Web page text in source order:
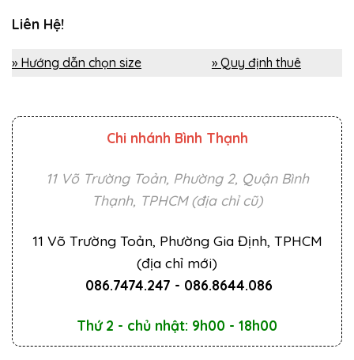
Liên Hệ!
» Hướng dẫn chọn size » Quy định thuê
Chi nhánh Bình Thạnh
11 Võ Trường Toản, Phường 2, Quận Bình
Thạnh, TPHCM (địa chỉ cũ)
11 Võ Trường Toản, Phường Gia Định, TPHCM
(địa chỉ mới)
086.7474.247 - 086.8644.086
Thứ 2 - chủ nhật: 9h00 - 18h00